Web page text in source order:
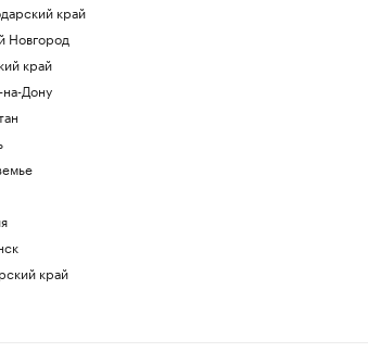
край
Новгород
край
на-Дону
край